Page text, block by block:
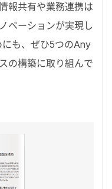
報共有や業務連携は
ベーションが実現し
も、ぜひ5つのAny
の構築に取り組んで